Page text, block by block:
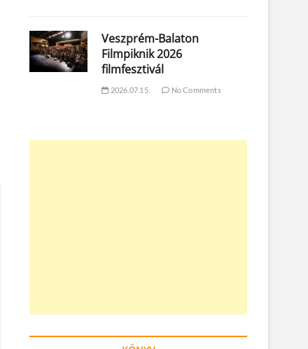
Veszprém-Balaton
Filmpiknik 2026
filmfesztivál
2026.07.15. No Comments